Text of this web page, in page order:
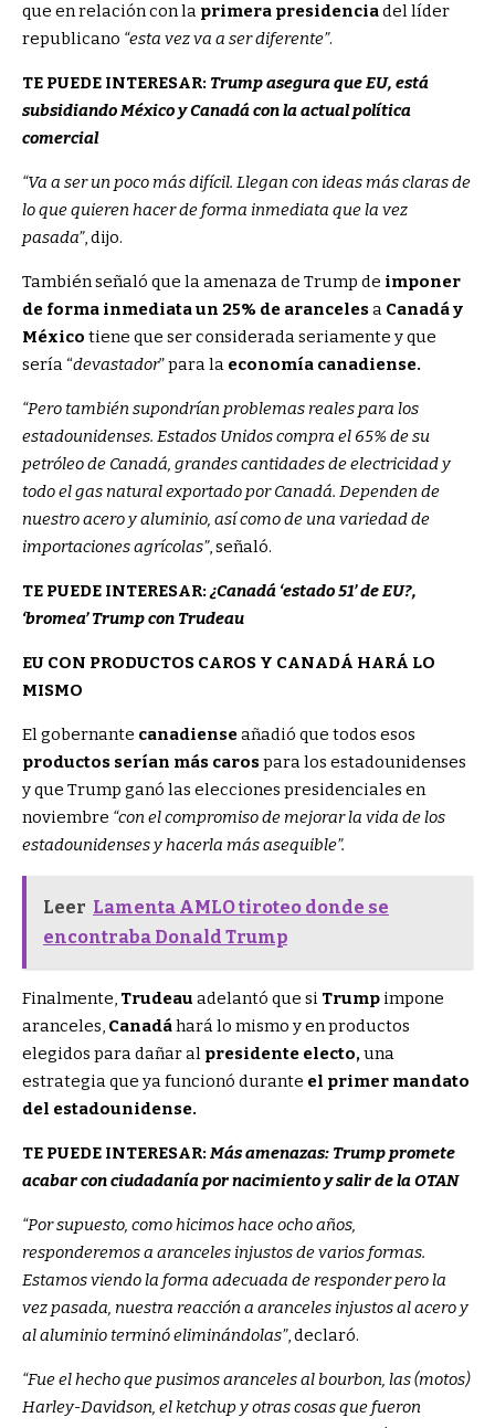
que en relación con la primera presidenciadel líder
republicano “esta vez va a ser diferente”.
TE PUEDE INTERESAR: Trump asegura que EU, está
subsidiando México y Canadá con la actual política
comercial
“Va a ser un poco más difícil. Llegan con ideas más claras de
lo que quieren hacer de forma inmediata que la vez
pasada”, dijo.
También señaló que la amenaza de Trump de imponer
de forma inmediata un 25% de arancelesa Canadá y
México tiene que ser considerada seriamente y que
sería “devastador” para la economía canadiense.
“Pero también supondrían problemas reales para los
estadounidenses. Estados Unidos compra el 65% de su
petróleo de Canadá, grandes cantidades de electricidad y
todo el gas natural exportado por Canadá. Dependen de
nuestro acero y aluminio, así como de una variedad de
importaciones agrícolas”, señaló.
TE PUEDE INTERESAR: ¿Canadá ‘estado 51’ de EU?,
‘bromea’ Trump con Trudeau
EU CON PRODUCTOS CAROS Y CANADÁ HARÁ LO
MISMO
El gobernante canadienseañadió que todos esos
productos serían más carospara los estadounidenses
y que Trump ganó las elecciones presidenciales en
noviembre “con el compromiso de mejorar la vida de los
estadounidenses y hacerla más asequible”.
Leer Lamenta AMLO tiroteo donde se
encontraba Donald Trump
Finalmente, Trudeau adelantó que si Trump impone
aranceles, Canadáhará lo mismo y en productos
elegidos para dañar al presidente electo,una
estrategia que ya funcionó durante el primer mandato
del estadounidense.
TE PUEDE INTERESAR: Más amenazas: Trump promete
acabar con ciudadanía por nacimiento y salir de la OTAN
“Por supuesto, como hicimos hace ocho años,
responderemos a aranceles injustos de varios formas.
Estamos viendo la forma adecuada de responder pero la
vez pasada, nuestra reacción a aranceles injustos al acero y
al aluminio terminó eliminándolas”, declaró.
“Fue el hecho que pusimos aranceles al bourbon, las (motos)
Harley-Davidson, el ketchup y otras cosas que fueron